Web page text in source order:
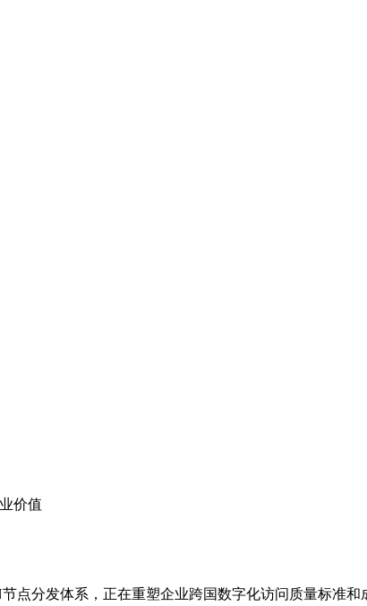
价值
节点分发体系，正在重塑企业跨国数字化访问质量标准